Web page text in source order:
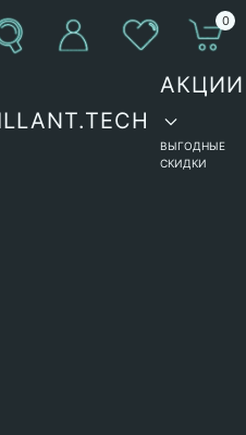
0
АКЦИИ
ВЫГОДНЫЕ
СКИДКИ